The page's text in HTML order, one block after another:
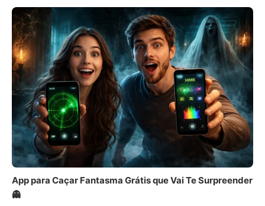
App para Caçar Fantasma Grátis que Vai Te Surpreender
👻